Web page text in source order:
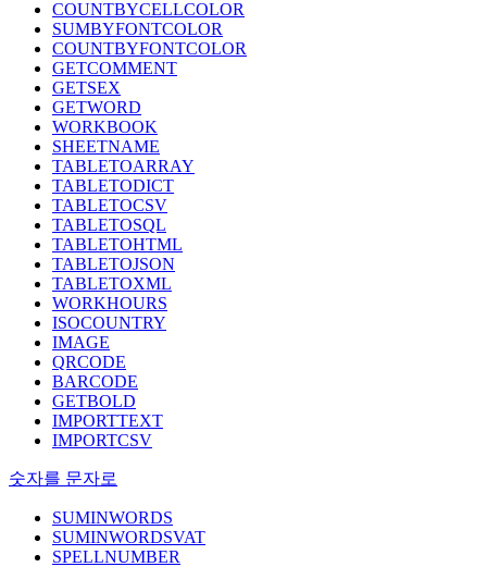
COUNTBYCELLCOLOR
SUMBYFONTCOLOR
COUNTBYFONTCOLOR
GETCOMMENT
GETSEX
GETWORD
WORKBOOK
SHEETNAME
TABLETOARRAY
TABLETODICT
TABLETOCSV
TABLETOSQL
TABLETOHTML
TABLETOJSON
TABLETOXML
WORKHOURS
ISOCOUNTRY
IMAGE
QRCODE
BARCODE
GETBOLD
IMPORTTEXT
IMPORTCSV
숫자를 문자로
SUMINWORDS
SUMINWORDSVAT
SPELLNUMBER